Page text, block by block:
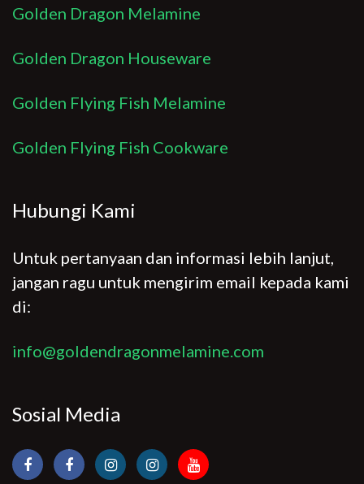
Golden Dragon Melamine
Golden Dragon Houseware
Golden Flying Fish Melamine
Golden Flying Fish Cookware
Hubungi Kami
Untuk pertanyaan dan informasi lebih lanjut,
jangan ragu untuk mengirim email kepada kami
di:
info@goldendragonmelamine.com
Sosial Media